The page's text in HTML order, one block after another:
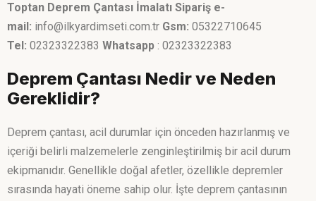
Toptan Deprem Çantası İmalatı Sipariş e-
mail: info@ilkyardimseti.com.tr Gsm: 05322710645
Tel: 02323322383 Whatsapp : 02323322383
Deprem Çantası Nedir ve Neden
Gereklidir?
Deprem çantası, acil durumlar için önceden hazırlanmış ve
içeriği belirli malzemelerle zenginleştirilmiş bir acil durum
ekipmanıdır. Genellikle doğal afetler, özellikle depremler
sırasında hayati öneme sahip olur. İşte deprem çantasının